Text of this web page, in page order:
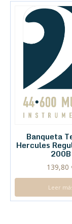
Banqueta
Hercules
200B
139,80
Leer